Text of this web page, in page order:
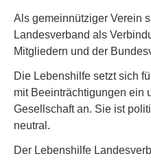
Als gemeinnütziger Verein
Landesverband als
Mitgliedern und der
Die Lebenshilfe setzt sich
mit Beeinträchtigungen ein
Gesellschaft an. Sie ist
neutral.
Der Lebenshilfe